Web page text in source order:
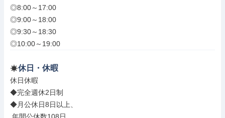
◎8:00～17:00
◎9:00～18:00
◎9:30～18:30
◎10:00～19:00
休日・休暇
休日休暇
◆完全週休2日制
◆月公休日8日以上、